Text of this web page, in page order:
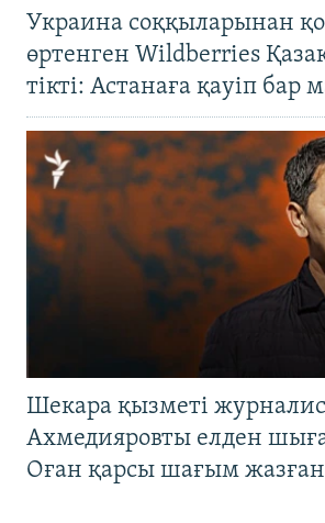
Украина соққыларынан
өртенген Wildberries
тікті: Астанаға қауіп бар
Шекара қызметі
Ахмедияровты елден
Оған қарсы шағым жазған